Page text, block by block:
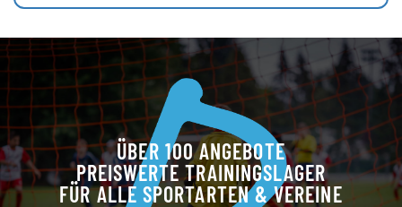
ÜBER 100 ANGEBOTE
PREISWERTE TRAININGSLAGER
FÜR ALLE SPORTARTEN & VEREINE